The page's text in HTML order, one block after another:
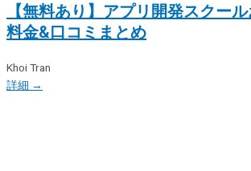
【無料あり】アプリ開発スクー
料金&口コミまとめ
Khoi Tran
詳細 →